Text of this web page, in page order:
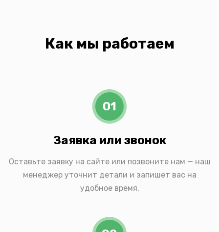
Как мы работаем
01
Заявка или звонок
Оставьте заявку на сайте или позвоните нам — наш
менеджер уточнит детали и запишет вас на
удобное время.